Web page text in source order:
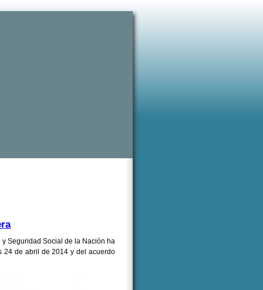
Seguridad Social de la Nación ha
24 de abril de 2014y del acuerdo